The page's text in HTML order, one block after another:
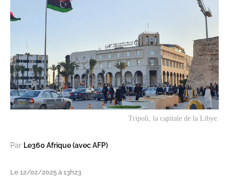
Tripoli, la capitale de la Libye.
Par Le360 Afrique (avec AFP)
Le 12/02/2025 à 13h23